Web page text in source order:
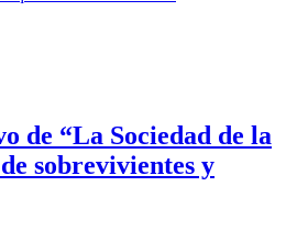
de “La Sociedad de la
sobrevivientes y